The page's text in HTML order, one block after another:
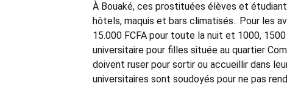
À Bouaké, ces prostituées élèves et
hôtels, maquis et bars climatisés.. Pour les
15.000 FCFA pour toute la nuit et 1000,
universitaire pour filles située au quartier
doivent ruser pour sortir ou accueillir dans
universitaires sont soudoyés pour ne pas